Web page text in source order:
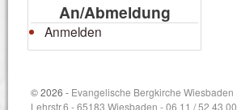
An/Abmeldung
Anmelden
© 2026 - Evangelische Bergkirche Wiesbaden
Lehrstr.6 - 65183 Wiesbaden - 06 11 / 52 43 00